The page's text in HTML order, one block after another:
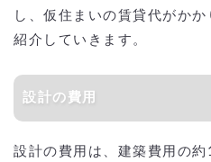
し、仮住まいの賃貸代がか
紹介していきます。
設計の費用
設計の費用は、建築費用の